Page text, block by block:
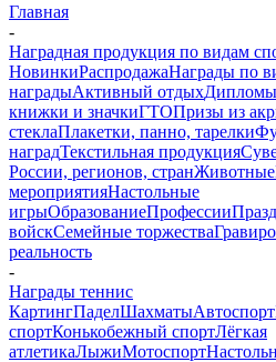
Главная
-
Наградная продукция по видам
НовинкиРаспродажаНаграды по
наградыАктивный отдых
книжки и значкиГТОПризы из
стеклаПлакетки, панно, тарелки
наградТекстильная продукция
России, регионов, странЖивотные
мероприятияНастольные
игрыОбразованиеПрофессии
войскСемейные торжества
реальность
-
Награды теннис
КартингПаделШахматыАвтоспорт
спортКонькобежный спортЛёгкая
атлетикаЛыжиМотоспорт